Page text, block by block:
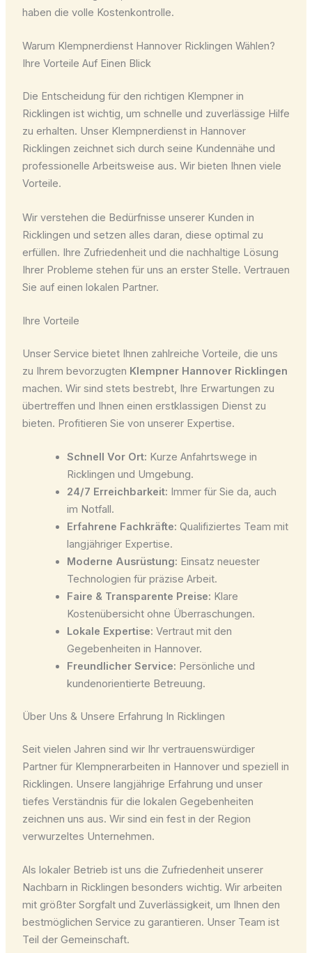
haben die volle Kostenkontrolle.
Warum Klempnerdienst Hannover Ricklingen Wählen?
Ihre Vorteile Auf Einen Blick
Die Entscheidung für den richtigen Klempner in
Ricklingen ist wichtig, um schnelle und zuverlässige Hilfe
zu erhalten. Unser Klempnerdienst in Hannover
Ricklingen zeichnet sich durch seine Kundennähe und
professionelle Arbeitsweise aus. Wir bieten Ihnen viele
Vorteile.
Wir verstehen die Bedürfnisse unserer Kunden in
Ricklingen und setzen alles daran, diese optimal zu
erfüllen. Ihre Zufriedenheit und die nachhaltige Lösung
Ihrer Probleme stehen für uns an erster Stelle. Vertrauen
Sie auf einen lokalen Partner.
Ihre Vorteile
Unser Service bietet Ihnen zahlreiche Vorteile, die uns
zu Ihrem bevorzugten Klempner Hannover Ricklingen
machen. Wir sind stets bestrebt, Ihre Erwartungen zu
übertreffen und Ihnen einen erstklassigen Dienst zu
bieten. Profitieren Sie von unserer Expertise.
Schnell Vor Ort: Kurze Anfahrtswege in
Ricklingen und Umgebung.
24/7 Erreichbarkeit: Immer für Sie da, auch
im Notfall.
Erfahrene Fachkräfte: Qualifiziertes Team mit
langjähriger Expertise.
Moderne Ausrüstung: Einsatz neuester
Technologien für präzise Arbeit.
Faire & Transparente Preise: Klare
Kostenübersicht ohne Überraschungen.
Lokale Expertise: Vertraut mit den
Gegebenheiten in Hannover.
Freundlicher Service: Persönliche und
kundenorientierte Betreuung.
Über Uns & Unsere Erfahrung In Ricklingen
Seit vielen Jahren sind wir Ihr vertrauenswürdiger
Partner für Klempnerarbeiten in Hannover und speziell in
Ricklingen. Unsere langjährige Erfahrung und unser
tiefes Verständnis für die lokalen Gegebenheiten
zeichnen uns aus. Wir sind ein fest in der Region
verwurzeltes Unternehmen.
Als lokaler Betrieb ist uns die Zufriedenheit unserer
Nachbarn in Ricklingen besonders wichtig. Wir arbeiten
mit größter Sorgfalt und Zuverlässigkeit, um Ihnen den
bestmöglichen Service zu garantieren. Unser Team ist
Teil der Gemeinschaft.